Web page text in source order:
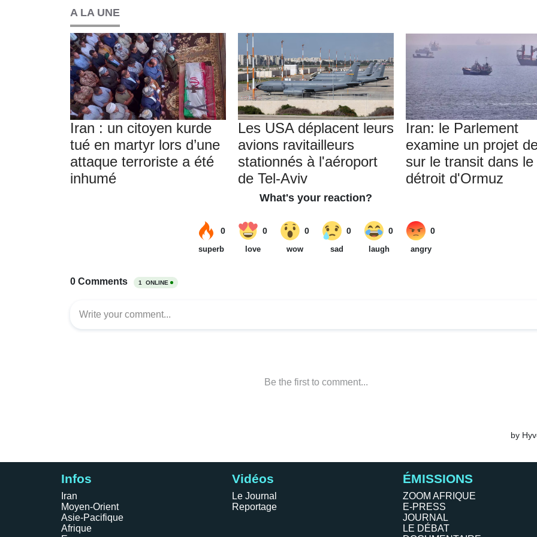
A LA UNE
Iran : un citoyen kurde
tué en martyr lors d’une
attaque terroriste a été
inhumé
Les USA déplacent leurs
avions ravitailleurs
stationnés à l'aéroport
de Tel-Aviv
Iran: le Parlement
examine un projet
sur le transit dans le
détroit d'Ormuz
Infos
Iran
Moyen-Orient
Asie-Pacifique
Afrique
Vidéos
Le Journal
Reportage
ÉMISSIONS
ZOOM AFRIQUE
E-PRESS
JOURNAL
LE DÉBAT